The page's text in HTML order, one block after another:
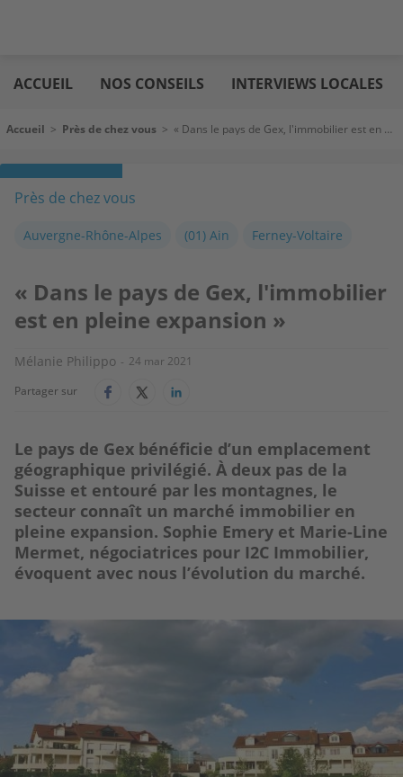
au
contenu
immo
ACCUEIL NOS CONSEILS INTERVIEWS LOCALES
Fil d'Ariane
Accueil > Près de chez vous > « Dans le pays de Gex, l'immobilier est en pleine expansion »
Près de chez vous
Auvergne-Rhône-Alpes (01) Ain Ferney-Voltaire
« Dans le pays de Gex, l'immobilier
est en pleine expansion »
Mélanie Philippo
24 mar 2021
Partager sur
Le pays de Gex bénéficie d’un emplacement
géographique privilégié. À deux pas de la
Suisse et entouré par les montagnes, le
secteur connaît un marché immobilier en
pleine expansion. Sophie Emery et Marie-Line
Mermet, négociatrices pour I2C Immobilier,
évoquent avec nous l’évolution du marché.